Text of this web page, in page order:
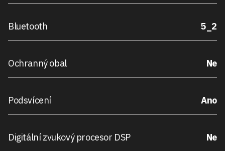
Bluetooth 5_2
Ochranný obal Ne
Podsvícení Ano
Digitální zvukový procesor DSP Ne